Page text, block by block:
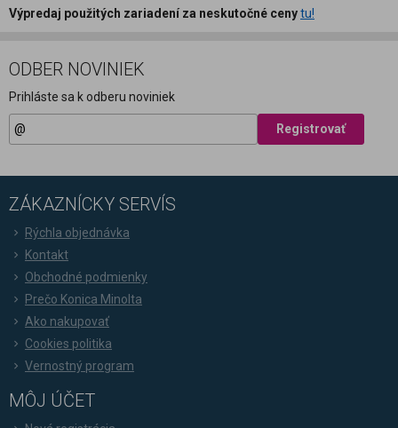
Výpredaj použitých zariadení za neskutočné cenytu!
ODBER NOVINIEK
Prihláste sa k odberu noviniek
Registrovať
ZÁKAZNÍCKY SERVÍS
Rýchla objednávka
Kontakt
Obchodné podmienky
Prečo Konica Minolta
Ako nakupovať
Cookies politika
Vernostný program
MÔJ ÚČET